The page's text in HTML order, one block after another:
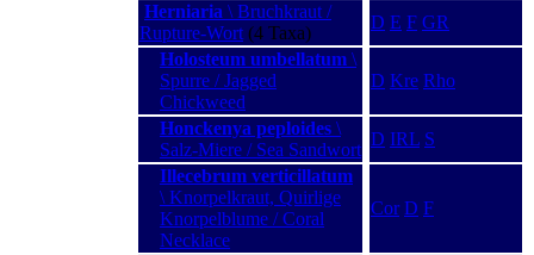
Herniaria \ Bruchkraut /
Rupture-Wort (4 Taxa)
D E F GR
Holosteum umbellatum \
Spurre / Jagged
Chickweed
D Kre Rho
Honckenya peploides \
Salz-Miere / Sea Sandwort
D IRL S
Illecebrum verticillatum
\ Knorpelkraut, Quirlige
Knorpelblume / Coral
Necklace
Cor D F